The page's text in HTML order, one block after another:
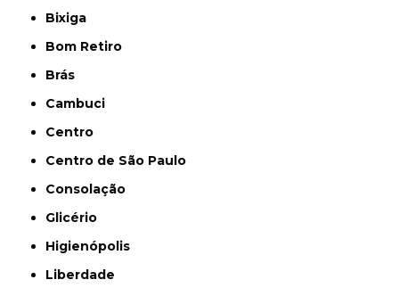
Bixiga
Bom Retiro
Brás
Cambuci
Centro
Centro de São Paulo
Consolação
Glicério
Higienópolis
Liberdade